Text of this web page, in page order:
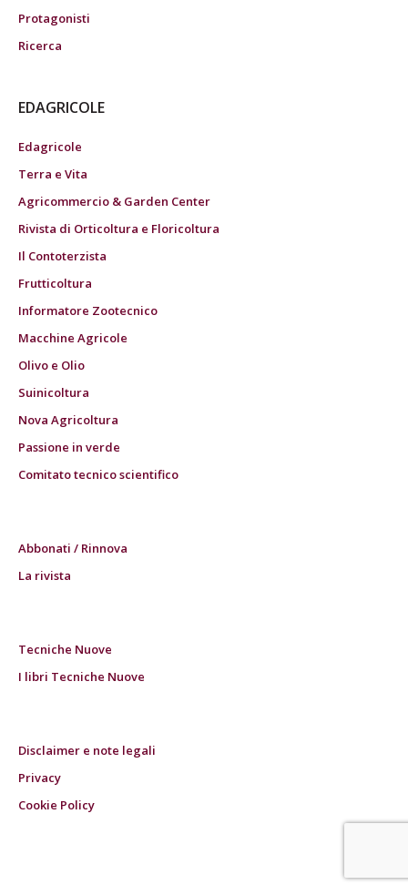
Protagonisti
Ricerca
EDAGRICOLE
Edagricole
Terra e Vita
Agricommercio & Garden Center
Rivista di Orticoltura e Floricoltura
Il Contoterzista
Frutticoltura
Informatore Zootecnico
Macchine Agricole
Olivo e Olio
Suinicoltura
Nova Agricoltura
Passione in verde
Comitato tecnico scientifico
Abbonati / Rinnova
La rivista
Tecniche Nuove
I libri Tecniche Nuove
Disclaimer e note legali
Privacy
Cookie Policy